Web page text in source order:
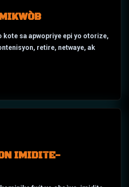
kote sa apwopriye epi yo otorize,
retire, netwaye, ak
IMIDITE-